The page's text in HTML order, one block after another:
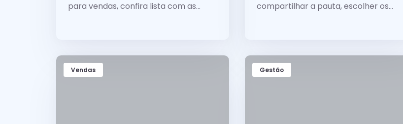
para vendas, confira lista com as
compartilhar a pauta, escolher os
Vendas Gestão